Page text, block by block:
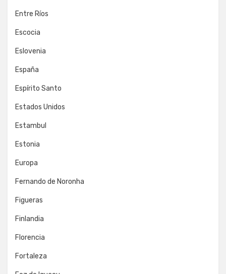
Entre Ríos
Escocia
Eslovenia
España
Espírito Santo
Estados Unidos
Estambul
Estonia
Europa
Fernando de Noronha
Figueras
Finlandia
Florencia
Fortaleza